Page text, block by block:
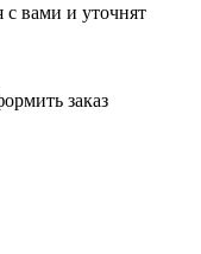
вами и уточнят
заказ